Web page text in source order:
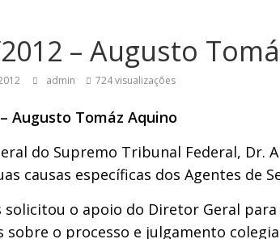
– Augusto
admin 724 visualizações
Augusto Tomáz Aquino
do Supremo Tribunal Federal, Dr.
causas específicas dos Agentes de
solicitou o apoio do Diretor Geral
sobre o processo e julgamento